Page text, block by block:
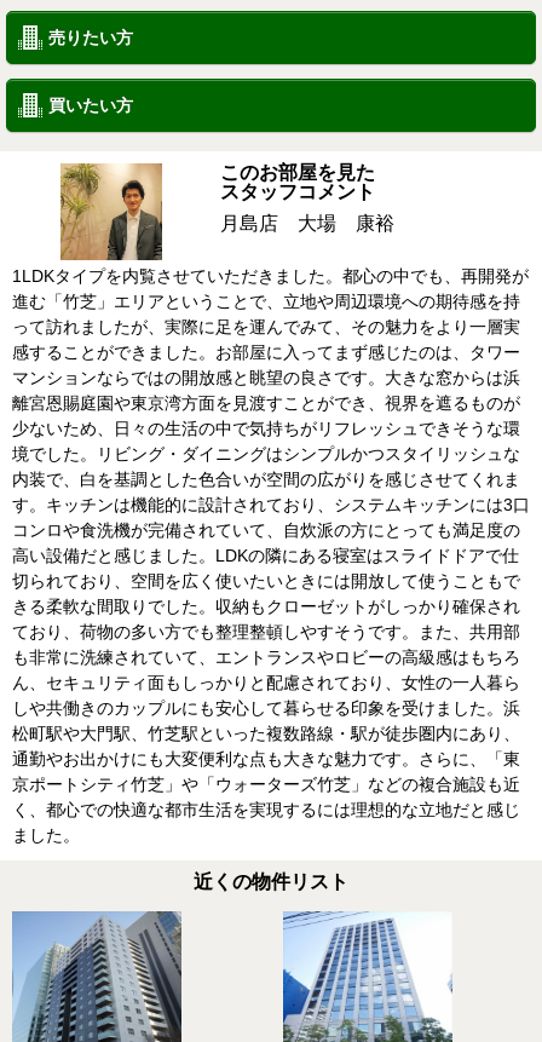
売りたい方
買いたい方
このお部屋を見た
スタッフコメント
月島店 大場 康裕
1LDKタイプを内覧させていただきました。都心の中でも、再開発が
進む「竹芝」エリアということで、立地や周辺環境への期待感を持
って訪れましたが、実際に足を運んでみて、その魅力をより一層実
感することができました。お部屋に入ってまず感じたのは、タワー
マンションならではの開放感と眺望の良さです。大きな窓からは浜
離宮恩賜庭園や東京湾方面を見渡すことができ、視界を遮るものが
少ないため、日々の生活の中で気持ちがリフレッシュできそうな環
境でした。リビング・ダイニングはシンプルかつスタイリッシュな
内装で、白を基調とした色合いが空間の広がりを感じさせてくれま
す。キッチンは機能的に設計されており、システムキッチンには3口
コンロや食洗機が完備されていて、自炊派の方にとっても満足度の
高い設備だと感じました。LDKの隣にある寝室はスライドドアで仕
切られており、空間を広く使いたいときには開放して使うこともで
きる柔軟な間取りでした。収納もクローゼットがしっかり確保され
ており、荷物の多い方でも整理整頓しやすそうです。また、共用部
も非常に洗練されていて、エントランスやロビーの高級感はもちろ
ん、セキュリティ面もしっかりと配慮されており、女性の一人暮ら
しや共働きのカップルにも安心して暮らせる印象を受けました。浜
松町駅や大門駅、竹芝駅といった複数路線・駅が徒歩圏内にあり、
通勤やお出かけにも大変便利な点も大きな魅力です。さらに、「東
京ポートシティ竹芝」や「ウォーターズ竹芝」などの複合施設も近
く、都心での快適な都市生活を実現するには理想的な立地だと感じ
ました。
近くの物件リスト